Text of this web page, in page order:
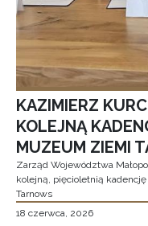
KAZIMIERZ
KOLEJNĄ
MUZEUM ZIEMI
Zarząd Województwa
kolejną, pięcioletnią
Tarnows
18 czerwca, 2026